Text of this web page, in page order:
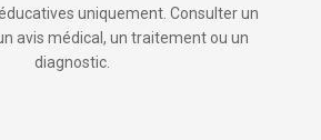
uniquement. Consulter un
avis médical, un traitement ou un
diagnostic.